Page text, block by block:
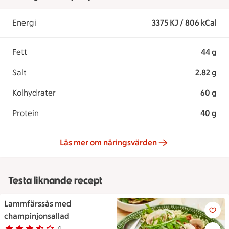
Energi 3375 KJ / 806 kCal
Fett 44 g
Salt 2.82 g
Kolhydrater 60 g
Protein 40 g
Läs mer om näringsvärden
Testa liknande recept
Lammfärssås med
champinjonsallad
Lammfärssås med